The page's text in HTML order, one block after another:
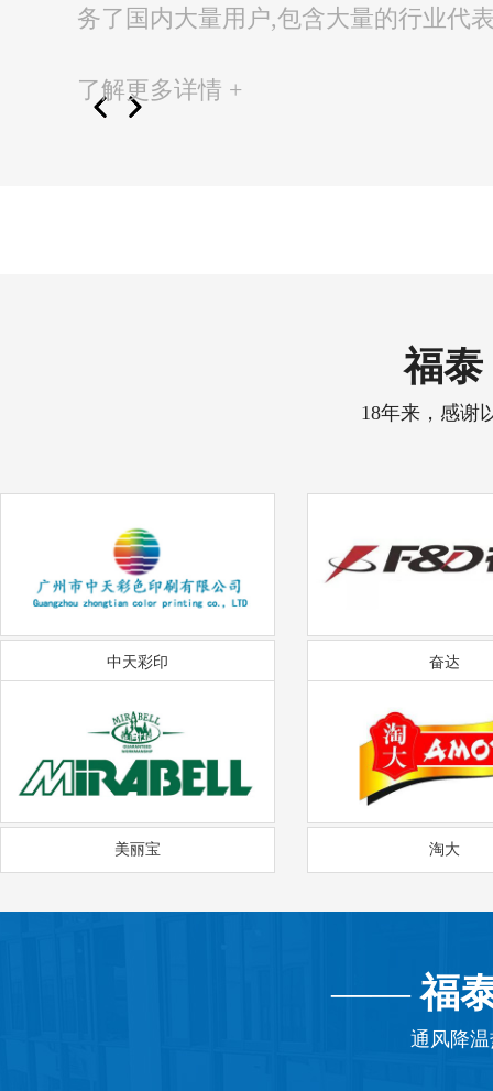
务了国内大量用户,包含大量的行业代
了解更多详情 +
福泰
18年来，感谢
中天彩印 奋达
美丽宝 淘大
——福
通风降